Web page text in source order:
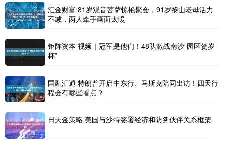
汇金财富 81岁观音菩萨惊艳聚会，91岁黎山老母活力
不减，两人牵手画面太暖
钜阵资本 视频｜冠军是他们！48队激战南沙“园区贺岁
杯”
国融汇通 特朗普开启中东行、马斯克陪同出访！四天行
程会有哪些看点？
日天金策略 美国与沙特签署经济和防务伙伴关系框架